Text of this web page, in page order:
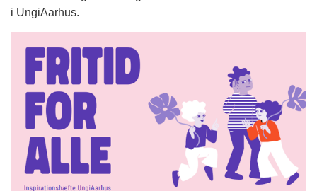
i UngiAarhus.